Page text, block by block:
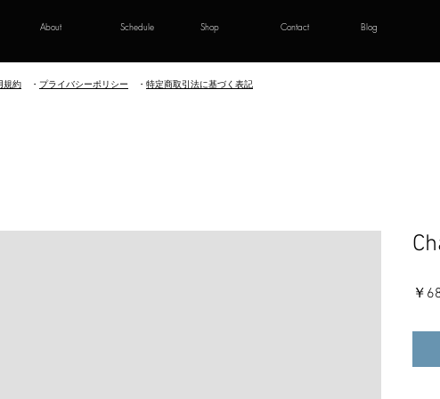
About Schedule Shop Contact Blog
規約 ・ プライバシーポリシー ・ 特定商取引法に基づく表記
￥